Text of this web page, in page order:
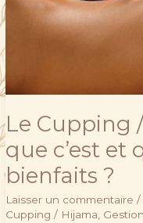
Le Cupping
que c’est et
bienfaits ?
Laisser un commentaire
Cupping / Hijama,
que
quels
sont
bienfaits
?